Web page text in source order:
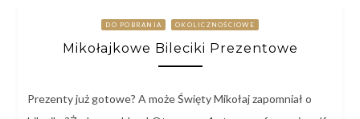
DO POBRANIA OKOLICZNOŚCIOWE
Mikołajkowe Bileciki Prezentowe
Prezenty już gotowe? A może Święty Mikołaj zapomniał o